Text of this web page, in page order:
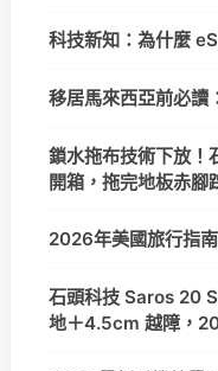
科技新知：為什麼
移居馬來西亞前必
鎖水拖布技術下放
開箱，拖完地板赤腳
2026年美國旅行指
石頭科技 Saros 20
地＋4.5cm 越障，